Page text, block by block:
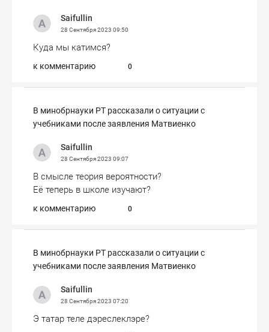
Saifullin
28 Сентября 2023 09:50
Куда мы катимся?
к комментарию 0
В минобрнауки РТ рассказали о ситуации с
учебниками после заявления Матвиенко
Saifullin
28 Сентября 2023 09:07
В смысле теория вероятности?
Её теперь в школе изучают?
к комментарию 0
В минобрнауки РТ рассказали о ситуации с
учебниками после заявления Матвиенко
Saifullin
28 Сентября 2023 07:20
Э татар теле дэреслеклэре?